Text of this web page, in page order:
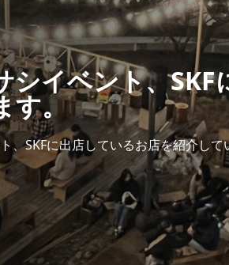
シイベント、
す。
、SKFに出店しているお店を紹介して